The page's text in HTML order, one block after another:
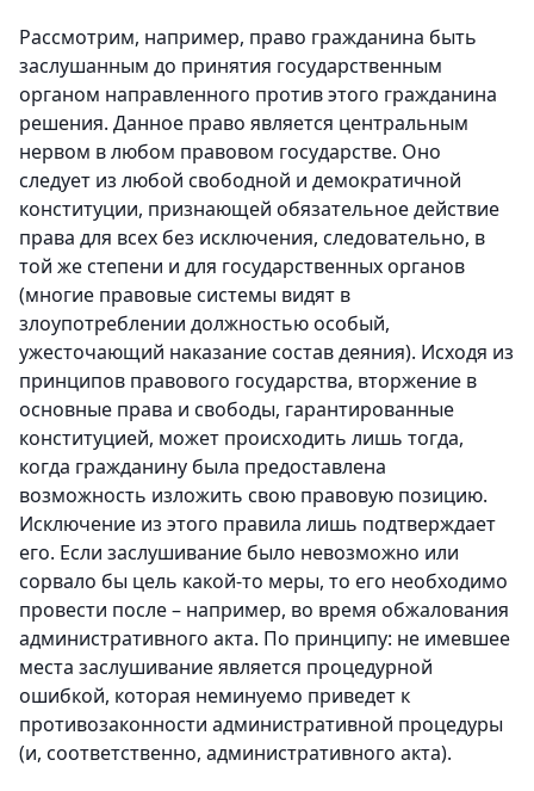
Рассмотрим, например, право гражданина быть
заслушанным до принятия государственным
органом направленного против этого гражданина
решения. Данное право является центральным
нервом в любом правовом государстве. Оно
следует из любой свободной и демократичной
конституции, признающей обязательное действие
права для всех без исключения, следовательно, в
той же степени и для государственных органов
(многие правовые системы видят в
злоупотреблении должностью особый,
ужесточающий наказание состав деяния). Исходя из
принципов правового государства, вторжение в
основные права и свободы, гарантированные
конституцией, может происходить лишь тогда,
когда гражданину была предоставлена
возможность изложить свою правовую позицию.
Исключение из этого правила лишь подтверждает
его. Если заслушивание было невозможно или
сорвало бы цель какой-то меры, то его необходимо
провести после – например, во время обжалования
административного акта. По принципу: не имевшее
места заслушивание является процедурной
ошибкой, которая неминуемо приведет к
противозаконности административной процедуры
(и, соответственно, административного акта).